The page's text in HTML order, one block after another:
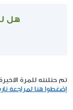
هل
تم حتلنته للمرة الاخيرة في ־21 يناير
إضغطوا هنا لمراجعة